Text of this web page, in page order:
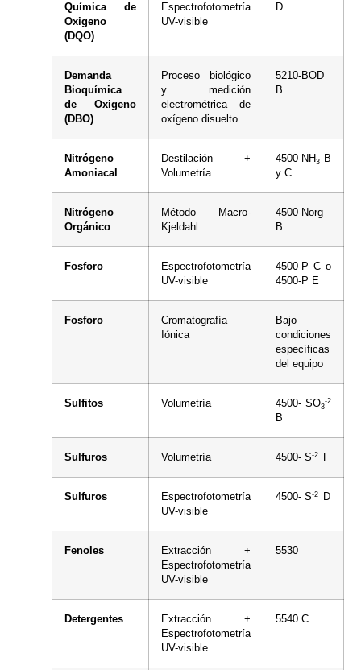
Química de
Oxigeno
(DQO)
Espectrofotometría
UV-visible
D
Demanda
Bioquímica
de Oxigeno
(DBO)
Proceso biológico
y medición
electrométrica de
oxígeno disuelto
5210-BOD
B
Nitrógeno
Amoniacal
Destilación +
Volumetría
4500-NH3
B
y C
Nitrógeno
Orgánico
Método Macro-
Kjeldahl
4500-Norg
B
Fosforo
Espectrofotometría
UV-visible
4500-P C o
4500-P E
Fosforo
Cromatografía
Iónica
Bajo
condiciones
específicas
del equipo
Sulfitos Volumetría 4500- SO3
-2
B
Sulfuros Volumetría 4500- S-2 F
Sulfuros
Espectrofotometría
UV-visible
4500- S-2 D
Fenoles
Extracción +
Espectrofotometría
UV-visible
5530
Detergentes
Extracción +
Espectrofotometría
UV-visible
5540 C